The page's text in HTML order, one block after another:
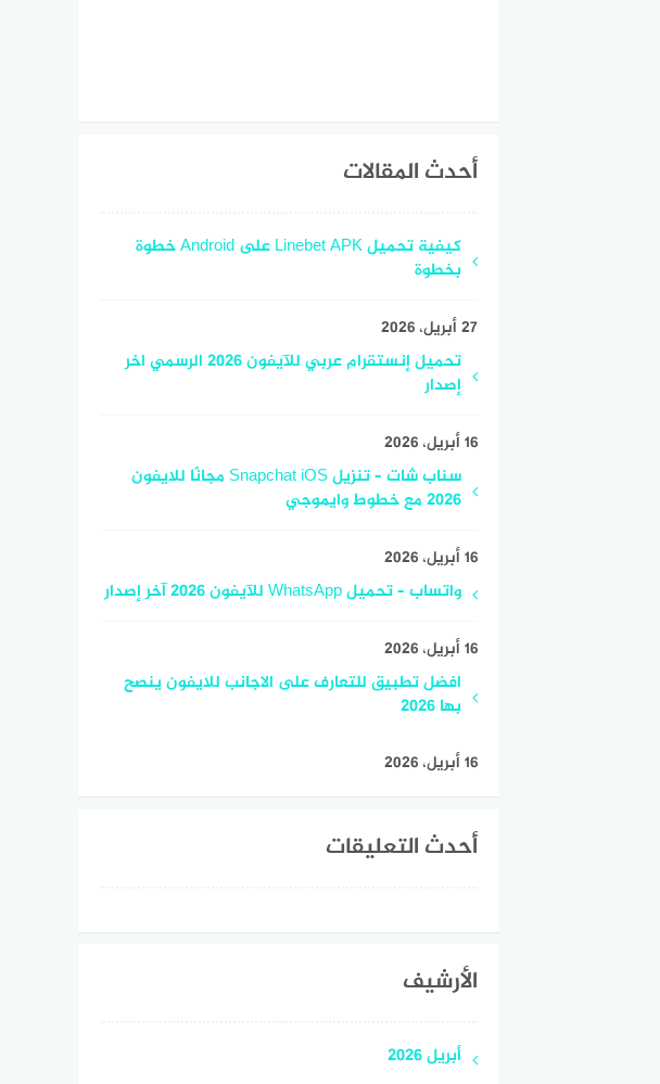
أحدث المقالات
كيفية تحميل Linebet APK على Android خطوة
بخطوة
27 أبريل، 2026
تحميل إنستقرام عربي للآيفون 2026 الرسمي اخر
إصدار
16 أبريل، 2026
سناب شات – تنزيل Snapchat iOS مجانًا للايفون
2026 مع خطوط وايموجي
16 أبريل، 2026
واتساب – تحميل WhatsApp للآيفون 2026 آخر إصدار
16 أبريل، 2026
افضل تطبيق للتعارف على الاجانب للايفون ينصح
بها 2026
16 أبريل، 2026
أحدث التعليقات
الأرشيف
أبريل 2026